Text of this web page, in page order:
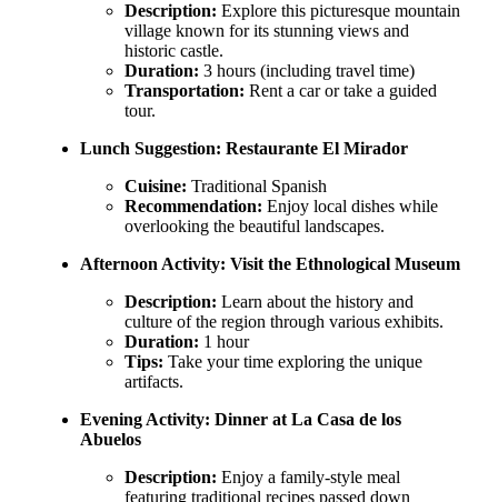
Description: Explore this picturesque mountain
village known for its stunning views and
historic castle.
Duration: 3 hours (including travel time)
Transportation: Rent a car or take a guided
tour.
Lunch Suggestion: Restaurante El Mirador
Cuisine: Traditional Spanish
Recommendation: Enjoy local dishes while
overlooking the beautiful landscapes.
Afternoon Activity: Visit the Ethnological Museum
Description: Learn about the history and
culture of the region through various exhibits.
Duration: 1 hour
Tips: Take your time exploring the unique
artifacts.
Evening Activity: Dinner at La Casa de los
Abuelos
Description: Enjoy a family-style meal
featuring traditional recipes passed down